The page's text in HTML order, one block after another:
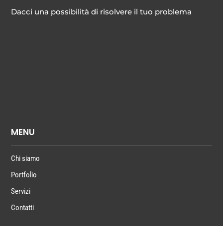
Dacci una possibilità di risolvere il tuo problema
MENU
Chi siamo
Portfolio
Servizi
Contatti